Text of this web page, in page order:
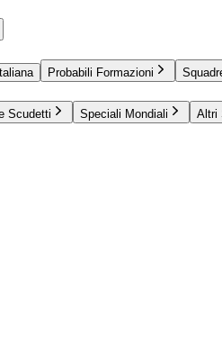
Probabili Formazioni
Scudetti Speciali Mondiali Altri